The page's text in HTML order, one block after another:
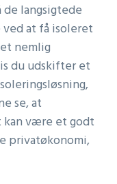
langsigtede
at få isoleret
nemlig
du udskifter et
se, at
være et godt
privatøkonomi,